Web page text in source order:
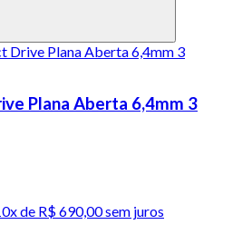
Plana Aberta 6,4mm 3
de R$ 690,00 sem juros